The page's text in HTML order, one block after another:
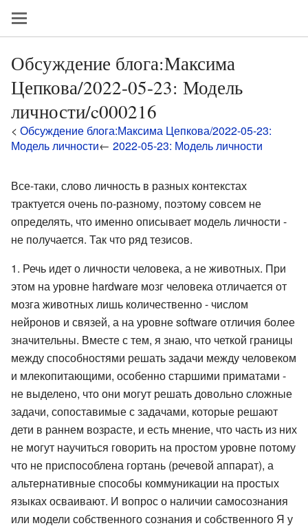
Обсуждение блога:Максима
Цепкова/2022-05-23: Модель
личности/c000216
< Обсуждение блога:Максима Цепкова/2022-05-23:
Модель личности← 2022-05-23: Модель личности
Все-таки, слово личность в разных контекстах
трактуется очень по-разному, поэтому совсем не
определять, что именно описывает модель личности -
не получается. Так что ряд тезисов.
Речь идет о личности человека, а не животных. При
этом на уровне hardware мозг человека отличается от
мозга животных лишь количественно - числом
нейронов и связей, а на уровне software отличия более
значительны. Вместе с тем, я знаю, что четкой границы
между способностями решать задачи между человеком
и млекопитающими, особенно старшими приматами -
не выделено, что они могут решать довольно сложные
задачи, сопоставимые с задачами, которые решают
дети в раннем возрасте, и есть мнение, что часть из них
не могут научиться говорить на простом уровне потому
что не приспособлена гортань (речевой аппарат), а
альтернативные способы коммуникации на простых
языках осваивают. И вопрос о наличии самосознания
или модели собственного сознания и собственного Я у